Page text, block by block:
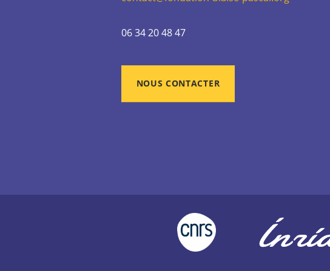
06 34 20 48 47
NOUS CONTACTER